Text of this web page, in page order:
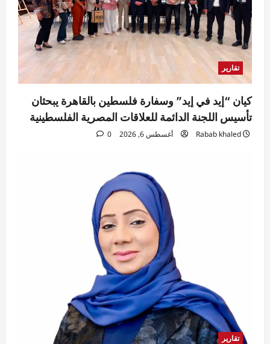
تقارير
كيان “إيد في إيد” وسفارة فلسطين بالقاهرة يبحثان
تأسيس اللجنة الدائمة للعلاقات المصرية الفلسطينية
Rabab khaled أغسطس 6, 2026 0
تقارير